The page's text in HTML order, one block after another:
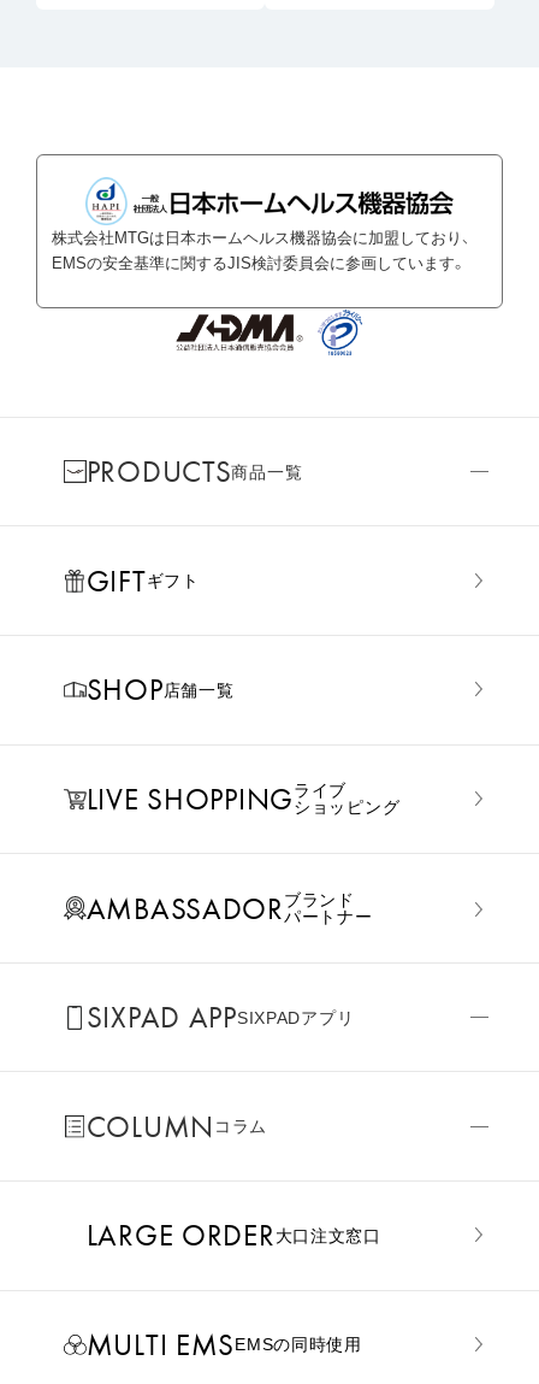
株式会社MTGは日本ホームヘルス機器協会に加盟しており、
EMSの安全基準に関するJIS検討委員会に参画しています。
PRODUCTS商品一覧
GIFTギフト
SHOP店舗一覧
LIVE SHOPPINGライブ
ショッピング
AMBASSADORブランド
パートナー
SIXPAD APPSIXPADアプリ
COLUMN コラム
LARGE ORDER⼤⼝注⽂窓⼝
MULTI EMSEMSの同時使用